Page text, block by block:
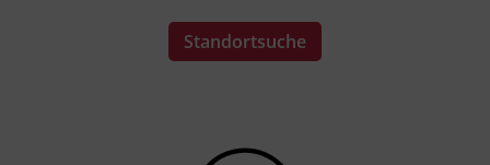
Standortsuche